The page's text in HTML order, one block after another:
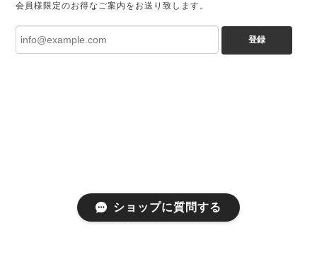
会員様限定のお得なご案内をお送り致します。
登録
ショップに質問する